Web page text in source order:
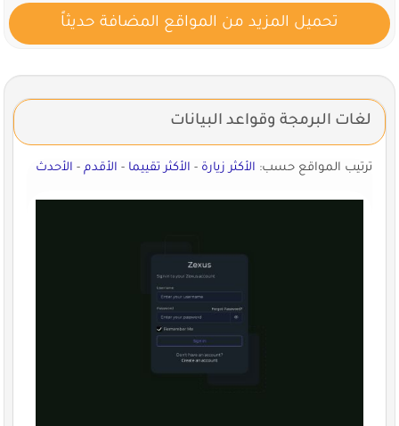
تحميل المزيد من المواقع المضافة حديثاً
لغات البرمجة وقواعد البيانات
ترتيب المواقع حسب: الأكثر زيارة-الأكثر تقييما-الأقدم-الأحدث